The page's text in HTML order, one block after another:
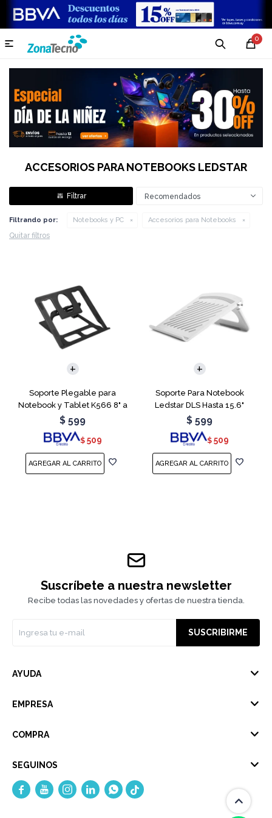
0

ACCESORIOS PARA NOTEBOOKS LEDSTAR
Recomendados
Filtrando por: Notebooks y PC Accesorios para Notebooks
Quitar filtros
Soporte Plegable para
Notebook y Tablet K566 8" a
15.6"
$ 599
$ 509
Soporte Para Notebook
Ledstar DLS Hasta 15.6"
$ 599
$ 509
Suscríbete a nuestra newsletter
Recibe todas las novedades y ofertas de nuestra tienda.
SUSCRIBIRME
AYUDA
EMPRESA
COMPRA
SEGUINOS
    